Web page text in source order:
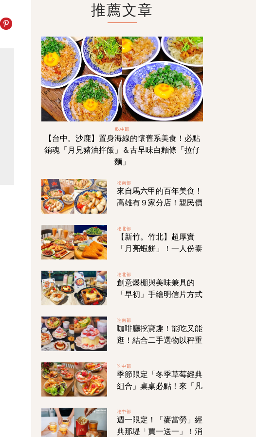
推薦文章
吃中部
【台中。沙鹿】置身海線的懷舊系美食！必點
銷魂「月見豬油拌飯」＆古早味白麵條「拉仔
麵」
吃南部
來自馬六甲的百年美食！
高雄有９家分店！親民價
「虎爺雞飯」
吃北部
【新竹。竹北】超厚實
「月亮蝦餅」！一人份泰
千元以內解決！
吃北部
創意爆棚與美味兼具的
「早初」手繪明信片方式
林系咖啡廳早午餐！
吃南部
咖啡廳挖寶趣！能吃又能
逛！結合二手選物以秤重
秤」就在【台南。安平】
巷弄中！
吃中部
季節限定「冬季草莓經典
組合」桌桌必點！來「凡
【台中。西區】鄰近審計
新村的白屋老宅！
吃中部
週一限定！「麥當勞」經
典那堤「買一送一」！消